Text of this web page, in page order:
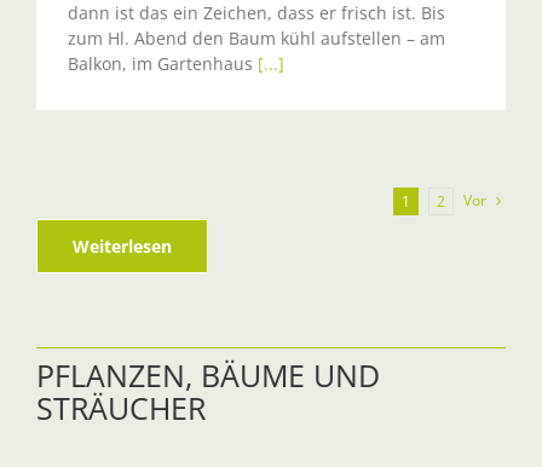
dann ist das ein Zeichen, dass er frisch ist. Bis
zum Hl. Abend den Baum kühl aufstellen – am
Balkon, im Gartenhaus [...]
1 2 Vor
Weiterlesen
PFLANZEN, BÄUME UND
STRÄUCHER